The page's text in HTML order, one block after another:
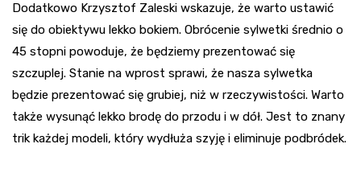
Dodatkowo Krzysztof Zaleski wskazuje, że warto ustawić
się do obiektywu lekko bokiem. Obrócenie sylwetki średnio o
45 stopni powoduje, że będziemy prezentować się
szczuplej. Stanie na wprost sprawi, że nasza sylwetka
będzie prezentować się grubiej, niż w rzeczywistości. Warto
także wysunąć lekko brodę do przodu i w dół. Jest to znany
trik każdej modeli, który wydłuża szyję i eliminuje podbródek.